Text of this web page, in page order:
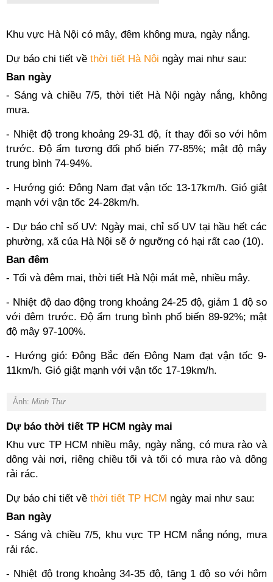
Khu vực Hà Nội có mây, đêm không mưa, ngày nắng.
Dự báo chi tiết về thời tiết Hà Nội ngày mai như sau:
Ban ngày
- Sáng và chiều 7/5, thời tiết Hà Nội ngày nắng, không
mưa.
- Nhiệt độ trong khoảng 29-31 độ, ít thay đổi so với hôm
trước. Độ ẩm tương đối phổ biến 77-85%; mật độ mây
trung bình 74-94%.
- Hướng gió: Đông Nam đạt vận tốc 13-17km/h. Gió giật
mạnh với vận tốc 24-28km/h.
- Dự báo chỉ số UV: Ngày mai, chỉ số UV tại hầu hết các
phường, xã của Hà Nội sẽ ở ngưỡng có hại rất cao (10).
Ban đêm
- Tối và đêm mai, thời tiết Hà Nội mát mẻ, nhiều mây.
- Nhiệt độ dao động trong khoảng 24-25 độ, giảm 1 độ so
với đêm trước. Độ ẩm trung bình phổ biến 89-92%; mật
độ mây 97-100%.
- Hướng gió: Đông Bắc đến Đông Nam đạt vận tốc 9-
11km/h. Gió giật mạnh với vận tốc 17-19km/h.
Ảnh: Minh Thư
Dự báo thời tiết TP HCM ngày mai
Khu vực TP HCM nhiều mây, ngày nắng, có mưa rào và
dông vài nơi, riêng chiều tối và tối có mưa rào và dông
rải rác.
Dự báo chi tiết về thời tiết TP HCM ngày mai như sau:
Ban ngày
- Sáng và chiều 7/5, khu vực TP HCM nắng nóng, mưa
rải rác.
- Nhiệt độ trong khoảng 34-35 độ, tăng 1 độ so với hôm